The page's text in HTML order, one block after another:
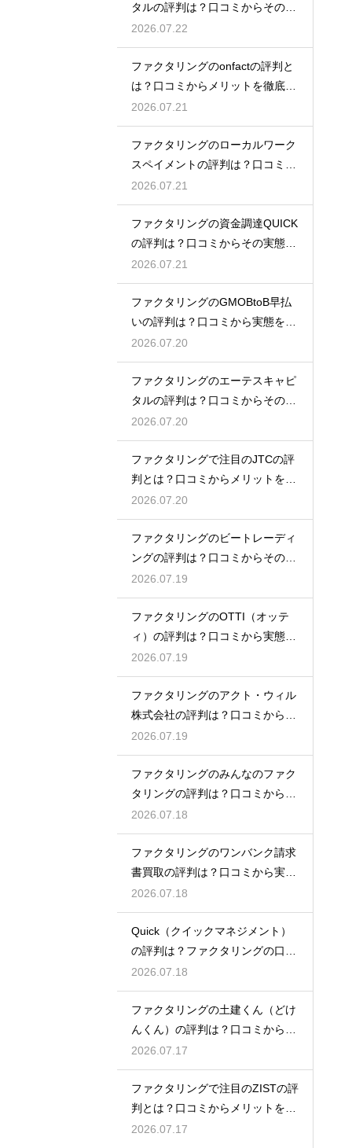
タルの評判は？口コミからその実
態を徹底解説
2026.07.22
ファクタリングのonfactの評判と
は？口コミからメリットを徹底解
説
2026.07.21
ファクタリングのローカルワーク
スペイメントの評判は？口コミで
実態を解説
2026.07.21
ファクタリングの資金調達QUICK
の評判は？口コミからその実態を
徹底解説
2026.07.21
ファクタリングのGMOBtoB早払
いの評判は？口コミから実態を徹
底解説
2026.07.20
ファクタリングのエーテスキャピ
タルの評判は？口コミからその実
態を徹底解説
2026.07.20
ファクタリングで注目のJTCの評
判とは？口コミからメリットを徹
底解説
2026.07.20
ファクタリングのビートレーディ
ングの評判は？口コミからその実
態を徹底解説
2026.07.19
ファクタリングのOTTI（オッテ
ィ）の評判は？口コミから実態を
徹底解説
2026.07.19
ファクタリングのアクト・ウィル
株式会社の評判は？口コミから実
態を徹底解説
2026.07.19
ファクタリングのみんなのファク
タリングの評判は？口コミから実
態を徹底解説
2026.07.18
ファクタリングのワンバンク請求
書買取の評判は？口コミから実態
を徹底解説
2026.07.18
Quick（クイックマネジメント）
の評判は？ファクタリングの口コ
ミ検証
2026.07.18
ファクタリングの土建くん（どけ
んくん）の評判は？口コミから実
態を徹底解説
2026.07.17
ファクタリングで注目のZISTの評
判とは？口コミからメリットを徹
底解説
2026.07.17